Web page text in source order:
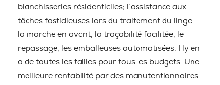
blanchisseries résidentielles; l’assistance aux
tâches fastidieuses lors du traitement du linge,
la marche en avant, la traçabilité facilitée, le
repassage, les emballeuses automatisées. I ly en
a de toutes les tailles pour tous les budgets. Une
meilleure rentabilité par des manutentionnaires